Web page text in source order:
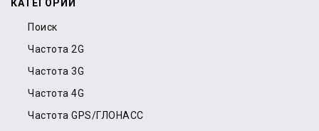
КАТЕГОРИИ
Поиск
Частота 2G
Частота 3G
Частота 4G
Частота GPS/ГЛОНАСС